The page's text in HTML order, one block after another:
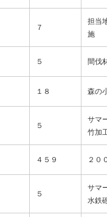
７
担当
施
５ 間伐
１８ 森の
５
サマ
竹加
４５９ ２０
５
サマ
水鉄